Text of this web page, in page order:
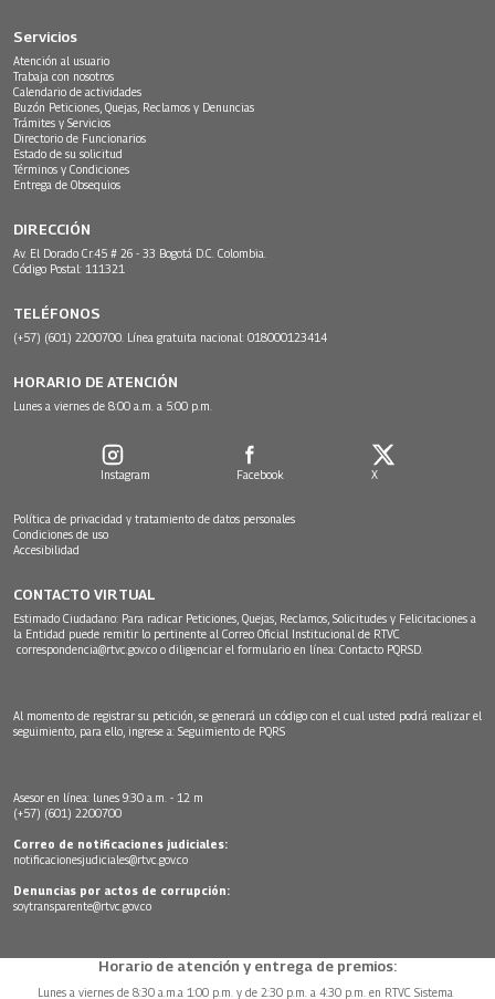
Servicios
Atención al usuario
Trabaja con nosotros
Calendario de actividades
Buzón Peticiones, Quejas, Reclamos y Denuncias
Trámites y Servicios
Directorio de Funcionarios
Estado de su solicitud
Términos y Condiciones
Entrega de Obsequios
DIRECCIÓN
Av. El Dorado Cr.45 # 26 - 33 Bogotá D.C. Colombia.
Código Postal: 111321
TELÉFONOS
(+57) (601) 2200700. Línea gratuita nacional: 018000123414
HORARIO DE ATENCIÓN
Lunes a viernes de 8:00 a.m. a 5:00 p.m.
Instagram Facebook X
Política de privacidad y tratamiento de datos personales
Condiciones de uso
Accesibilidad
CONTACTO VIRTUAL
Estimado Ciudadano: Para radicar Peticiones, Quejas, Reclamos, Solicitudes y Felicitaciones a
la Entidad puede remitir lo pertinente al Correo Oficial Institucional de RTVC
correspondencia@rtvc.gov.co o diligenciar el formulario en línea: Contacto PQRSD.
Al momento de registrar su petición, se generará un código con el cual usted podrá realizar el
seguimiento, para ello, ingrese a: Seguimiento de PQRS
Asesor en línea: lunes 9:30 a.m. - 12 m
(+57) (601) 2200700
Correo de notificaciones judiciales:
notificacionesjudiciales@rtvc.gov.co
Denuncias por actos de corrupción:
soytransparente@rtvc.gov.co
Horario de atención y entrega de premios:
Lunes a viernes de 8:30 a.m.a 1:00 p.m. y de 2:30 p.m. a 4:30 p.m. en RTVC Sistema